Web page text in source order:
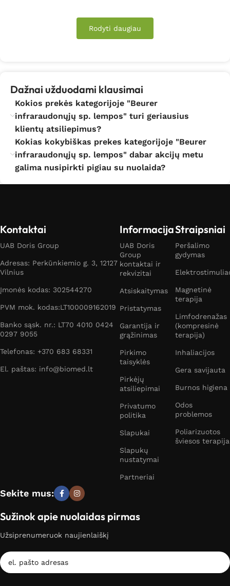
Rodyti daugiau
Dažnai užduodami klausimai
Kokios prekės kategorijoje "Beurer
infraraudonųjų sp. lempos" turi geriausius
klientų atsiliepimus?
Kokias kokybiškas prekes kategorijoje "Beurer
infraraudonųjų sp. lempos" dabar akcijų metu
galima nusipirkti pigiau su nuolaida?
Kontaktai
UAB Doris Group
Adresas: Perkūnkiemio g. 3, 12127
Vilnius
Įmonės kodas: 302544270
PVM mok. kodas:LT100009162019
Banko sąsk. nr.: LT70 4010 0424
0297 9055
Telefonas: +370 683 68331
El. paštas: info@biomed.lt
Informacija
UAB Doris
Group
kontaktai ir
rekvizitai
Atsiskaitymas
Pristatymas
Garantija ir
grąžinimas
Pirkimo
taisyklės
Pirkėjų
atsiliepimai
Privatumo
politika
Slapukai
Slapukų
nustatymai
Partneriai
Straipsniai
Peršalimo
gydymas
Magnetinė
terapija
Limfodrenažas
(kompresinė
terapija)
Inhaliacijos
Gera savijauta
Burnos higiena
Odos
problemos
Poliarizuotos
šviesos terapija
Sekite mus:
Sužinok apie nuolaidas pirmas
Užsiprenumeruok naujienlaiškį